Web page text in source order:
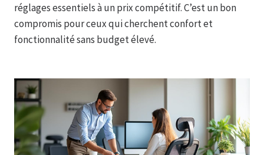
réglages essentiels à un prix compétitif. C’est un bon
compromis pour ceux qui cherchent confort et
fonctionnalité sans budget élevé.